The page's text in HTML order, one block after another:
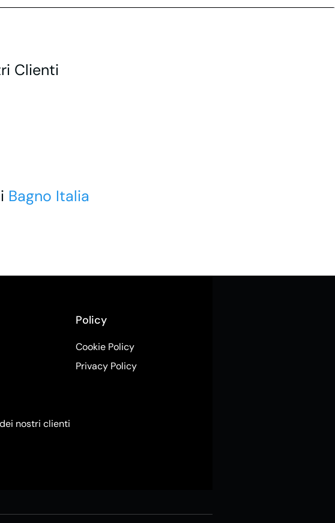
Clienti
Bagno Italia
nostri clienti
Policy
Cookie Policy
Privacy Policy